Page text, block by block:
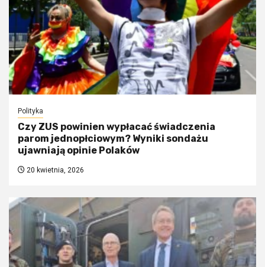
Polityka
Czy ZUS powinien wypłacać świadczenia
parom jednopłciowym? Wyniki sondażu
ujawniają opinie Polaków
20 kwietnia, 2026